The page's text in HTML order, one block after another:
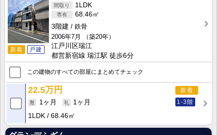
新着 戸建
1LDK
68.46㎡
3階建
鉄骨
2006年7月
（築20年）
江戸川区瑞江
都営新宿線 瑞江駅 徒歩6分
この建物のすべての部屋にまとめてチェック
新着
1-3階
22.5万円
1ヶ月
1ヶ月
1LDK
68.46㎡